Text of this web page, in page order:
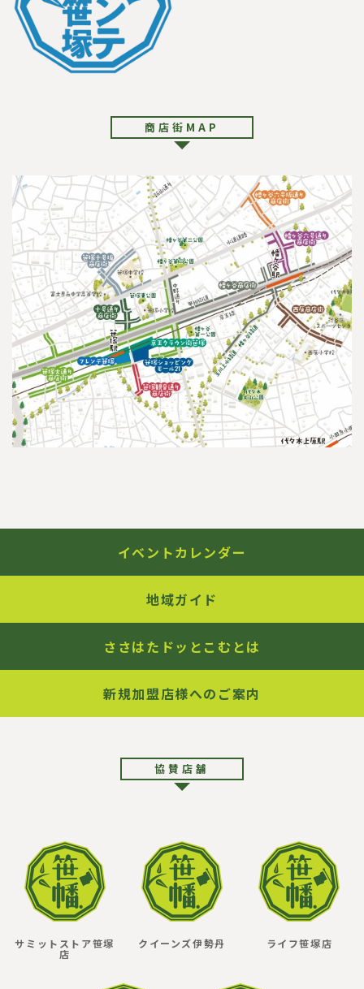
商店街MAP
ン
イベントカレンダー
地域ガイド
ささはたドッとこむとは
新規加盟店様へのご案内
協賛店舗
サミットストア笹塚
店
クイーンズ伊勢丹 ライフ笹塚店